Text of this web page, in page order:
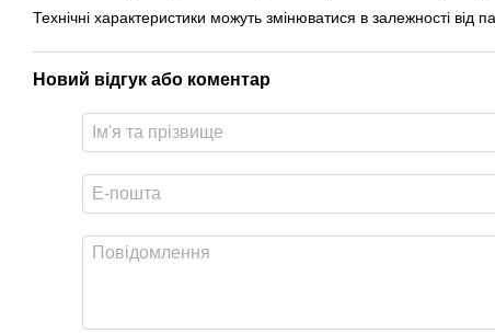
Технічні характеристики можуть змінюватися в залежності від
Новий відгук або коментар